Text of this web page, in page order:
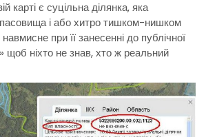
карті є суцільна ділянка, яка
і або хитро тишком-нишком
при її занесенні до публічної
щоб ніхто не знав, хто ж реальний